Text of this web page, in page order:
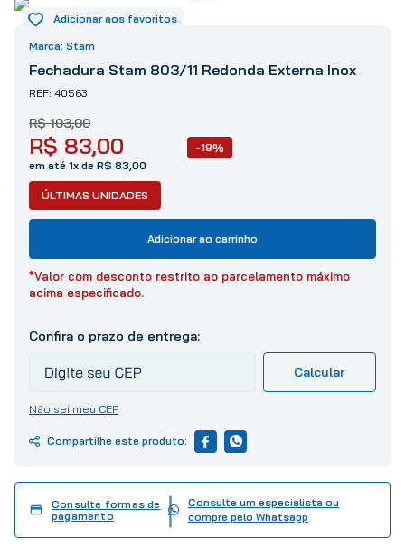
Stam
Fechadura Stam 803/11 Redonda Externa Inox
40563
R$ 83,00
R$ 103,00
-19%
em até 1x de R$ 83,00
ÚLTIMAS UNIDADES
Adicionar ao carrinho
*Valor com desconto restrito ao parcelamento máximo
acima especificado.
Não sei meu CEP
Consulte formas de
pagamento
Consulte um especialista ou
compre pelo Whatsapp
4
º
revestimento
5º
vaso sanitário
6º
chuveiro
7º
cimento
8 º
torneira
9º
telha
10º tinta